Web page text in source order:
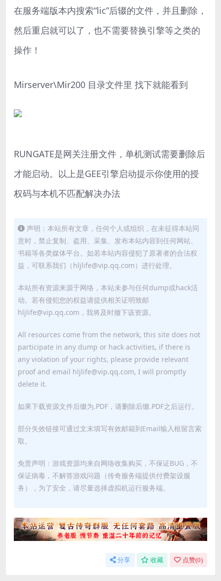
在服务端版本内搜索“lic”后辍的文件，并且删除，
然后重启就可以了，也不需要替换引擎等之类的
操作！
Mirserver\Mir200 目录文件里 找下就能看到
RUNGATE是网关注册文件，单机测试需要删除后
才能启动。以上是GEE引擎启动提示你使用的授
权码与本机不匹配解决办法
声明：本站所有文章，任何个人或组织，在未征得本站同
意时，禁止复制、盗用、采集、发布本站内容到任何网站、
书籍等各类媒体平台。如若本站内容侵犯了原著者的合法权
益，可联系我们（hljlife@vip.qq.com）进行处理。
本站所有资源来源于网络，本站未参与任何dump或hack活
动。若有侵犯您的权益请提供相关证明致邮
hljlife@vip.qq.com，我将及时撤下该资源。
All resources come from the network, this site does not
participate in any dump or hack activities, if there is
any violation of your rights, please provide relevant
proof and email hljlife@vip.qq.com, I will promptly
delete it.
如果下载资源文件后缀为.PDF，请删除后缀.PDF之后运行。
部分失效链接可通过文末填写有效邮箱到Email输入框留言索
取。
免责声明：游戏资源均来自网络收集购买，不保证BUG，不
保证病毒，不解答游戏问题（传奇服务端提供付费架设服
务），为了安全，请尽量选择虚拟机运行服务端。
分享 收藏 点赞(0)